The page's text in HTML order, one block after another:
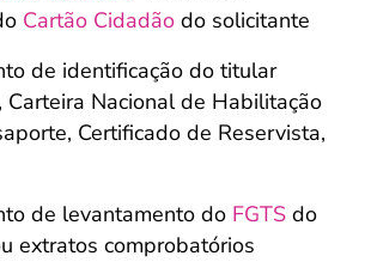
Cartão Cidadão do solicitante
de identificação do titular
Carteira Nacional de Habilitação
Certificado de Reservista,
de levantamento do FGTS do
extratos comprobatórios